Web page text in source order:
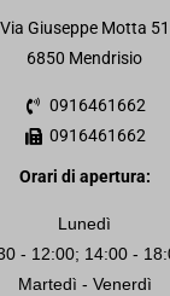
Via Giuseppe Motta 51
6850 Mendrisio
0916461662
0916461662
Orari di apertura:
Lunedì
- 12:00; 14:00 -
Martedì - Venerdì